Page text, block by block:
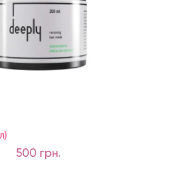
500 грн.